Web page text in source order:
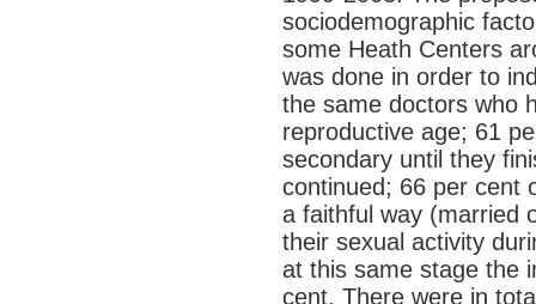
sociodemographic
some Heath Centers
was done in order to
the same doctors who
reproductive age; 61
secondary until they
continued; 66 per cent
a faithful way (married
their sexual activity
at this same stage the
cent. There were in